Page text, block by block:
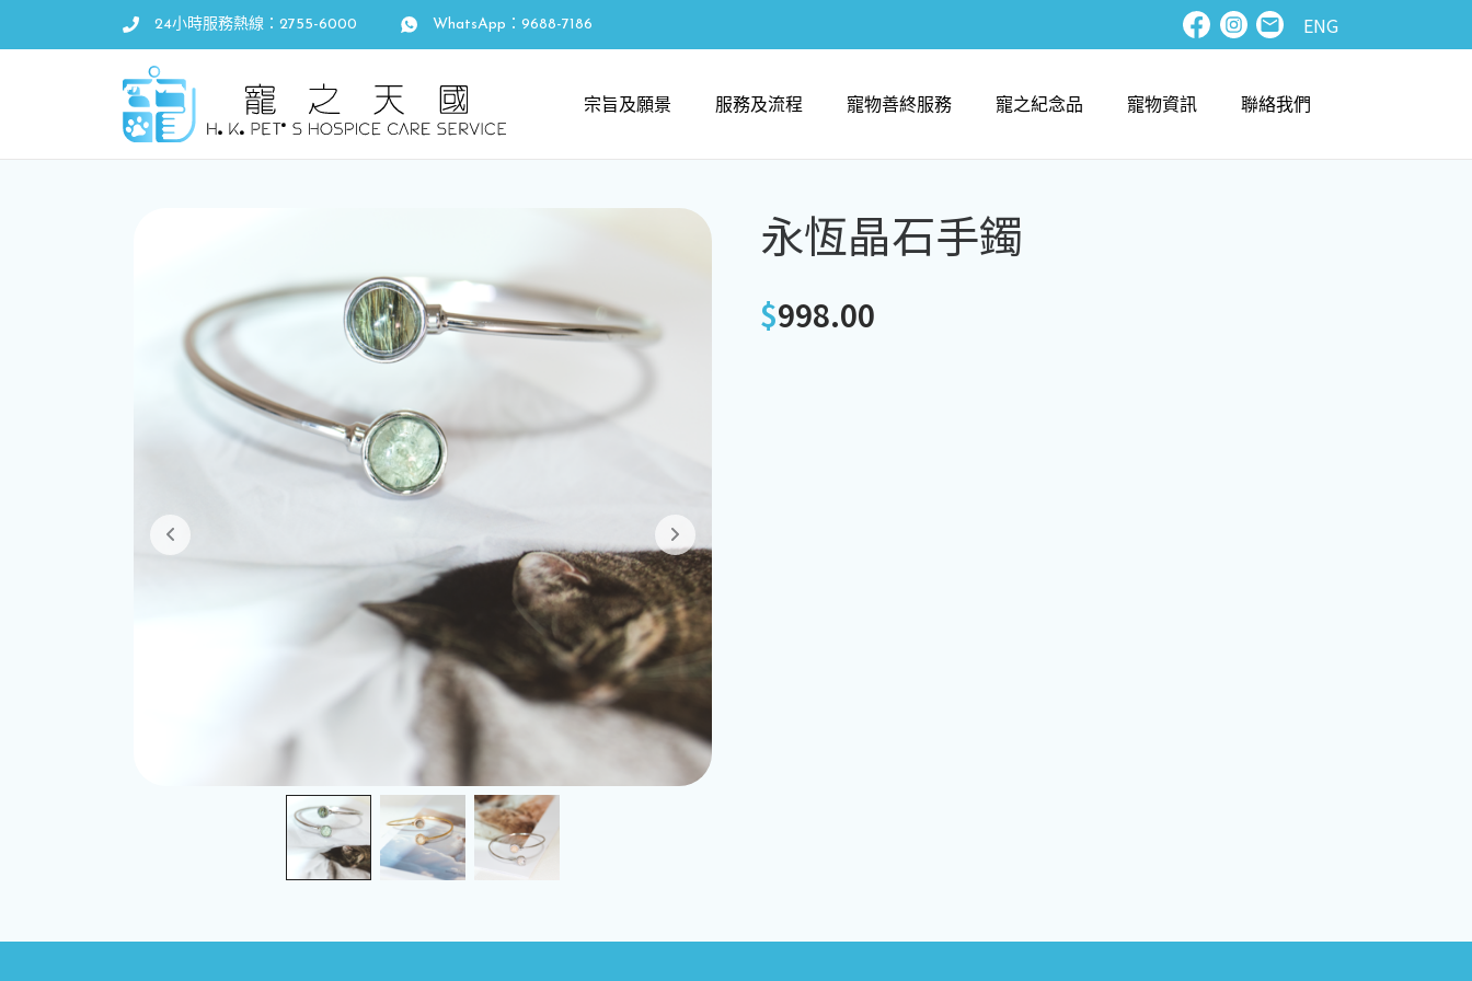
24小時服務熱線：2755-6000 WhatsApp：9688-7186 ENG
宗旨及願景 服務及流程 寵物善終服務 寵之紀念品 寵物資訊 聯絡我們
永恆晶石手鐲
$998.00